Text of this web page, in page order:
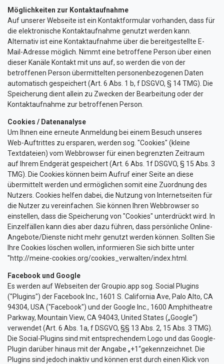
Möglichkeiten zur Kontaktaufnahme
Auf unserer Webseite ist ein Kontaktformular vorhanden, dass für
die elektronische Kontaktaufnahme genutzt werden kann.
Alternativ ist eine Kontaktaufnahme über die bereitgestellte E-
Mail-Adresse möglich. Nimmt eine betroffene Person über einen
dieser Kanäle Kontakt mit uns auf, so werden die von der
betroffenen Person übermittelten personenbezogenen Daten
automatisch gespeichert (Art. 6 Abs. 1 b, f DSGVO, § 14 TMG). Die
Speicherung dient allein zu Zwecken der Bearbeitung oder der
Kontaktaufnahme zur betroffenen Person.
Cookies / Datenanalyse
Um Ihnen eine erneute Anmeldung bei einem Besuch unseres
Web-Auftrittes zu ersparen, werden sog. "Cookies" (kleine
Textdateien) vom Webbrowser für einen begrenzten Zeitraum
auf Ihrem Endgerät gespeichert (Art. 6 Abs. 1f DSGVO, § 15 Abs. 3
TMG). Die Cookies können beim Aufruf einer Seite an diese
übermittelt werden und ermöglichen somit eine Zuordnung des
Nutzers. Cookies helfen dabei, die Nutzung von Internetseiten für
die Nutzer zu vereinfachen. Sie können Ihren Webbrowser so
einstellen, dass die Speicherung von "Cookies" unterdrückt wird. In
Einzelfällen kann dies aber dazu führen, dass persönliche Online-
Angebote/Dienste nicht mehr genutzt werden können. Sollten Sie
Ihre Cookies löschen wollen, informieren Sie sich bitte unter
"http://meine-cookies.org/cookies_verwalten/index.html
Facebook und Google
Es werden auf Webseiten der Groupio.app sog. Social Plugins
("Plugins") der Facebook Inc., 1601 S. California Ave, Palo Alto, CA
94304, USA ("Facebook") und der Google Inc., 1600 Amphitheatre
Parkway, Mountain View, CA 94043, United States („Google“)
verwendet (Art. 6 Abs. 1a, f DSGVO, §§ 13 Abs. 2, 15 Abs. 3 TMG).
Die Social-Plugins sind mit entsprechendem Logo und das Google-
Plugin darüber hinaus mit der Angabe „+1“gekennzeichnet. Die
Plugins sind jedoch inaktiv und können erst durch einen Klick von